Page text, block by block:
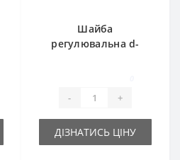
Шайба
регулювальна d-
- +
ДІЗНАТИСЬ ЦІНУ